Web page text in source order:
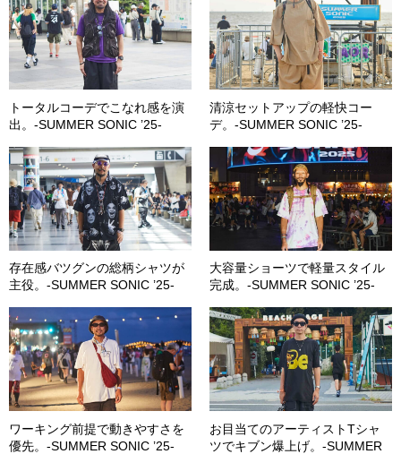
トータルコーデでこなれ感を演
出。-SUMMER SONIC ’25-
清涼セットアップの軽快コー
デ。-SUMMER SONIC ’25-
存在感バツグンの総柄シャツが
主役。-SUMMER SONIC ’25-
大容量ショーツで軽量スタイル
完成。-SUMMER SONIC ’25-
ワーキング前提で動きやすさを
優先。-SUMMER SONIC ’25-
お目当てのアーティストTシャ
ツでキブン爆上げ。-SUMMER